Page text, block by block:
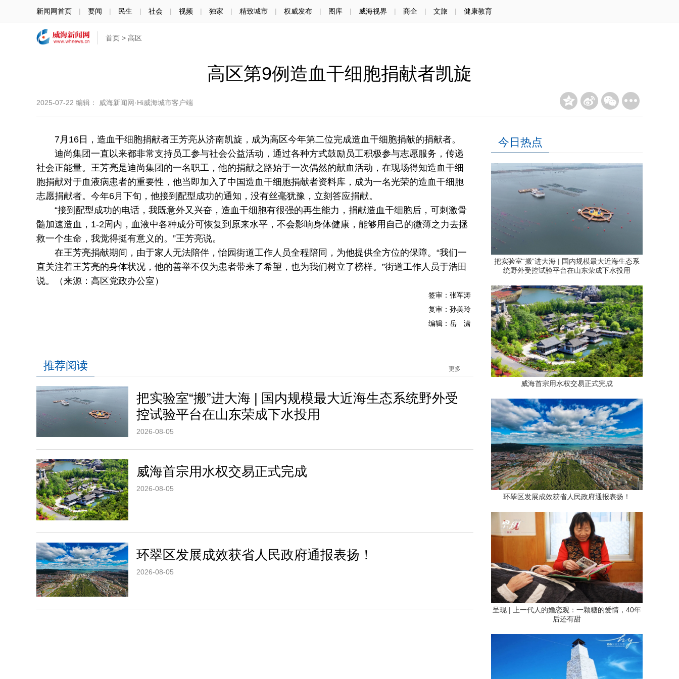
新闻网首页 | 要闻 | 民生 | 社会 | 视频 | 独家 | 精致城市 | 权威发布 | 图库 | 威海视界 | 商企 | 文旅 | 健康教育
首页 > 高区
高区第9例造血干细胞捐献者凯旋
2025-07-22 编辑： 威海新闻网·Hi威海城市客户端
7月16日，造血干细胞捐献者王芳亮从济南凯旋，成为高区今年第二位完成造血干细胞捐献的捐献者。
迪尚集团一直以来都非常支持员工参与社会公益活动，通过各种方式鼓励员工积极参与志愿服务，传递
社会正能量。王芳亮是迪尚集团的一名职工，他的捐献之路始于一次偶然的献血活动，在现场得知造血干细
胞捐献对于血液病患者的重要性，他当即加入了中国造血干细胞捐献者资料库，成为一名光荣的造血干细胞
志愿捐献者。今年6月下旬，他接到配型成功的通知，没有丝毫犹豫，立刻答应捐献。
“接到配型成功的电话，我既意外又兴奋，造血干细胞有很强的再生能力，捐献造血干细胞后，可刺激骨
髓加速造血，1-2周内，血液中各种成分可恢复到原来水平，不会影响身体健康，能够用自己的微薄之力去拯
救一个生命，我觉得挺有意义的。”王芳亮说。
在王芳亮捐献期间，由于家人无法陪伴，怡园街道工作人员全程陪同，为他提供全方位的保障。“我们一
直关注着王芳亮的身体状况，他的善举不仅为患者带来了希望，也为我们树立了榜样。”街道工作人员于浩田
说。（来源：高区党政办公室）
签审：张军涛
复审：孙美玲
编辑：岳 潇
推荐阅读 更多
把实验室“搬”进大海 | 国内规模最大近海生态系统野外受
控试验平台在山东荣成下水投用
2026-08-05
威海首宗用水权交易正式完成
2026-08-05
环翠区发展成效获省人民政府通报表扬！
2026-08-05
今日热点
把实验室“搬”进大海 | 国内规模最大近海生态系
统野外受控试验平台在山东荣成下水投用
威海首宗用水权交易正式完成
环翠区发展成效获省人民政府通报表扬！
呈现 | 上一代人的婚恋观：一颗糖的爱情，40年
后还有甜